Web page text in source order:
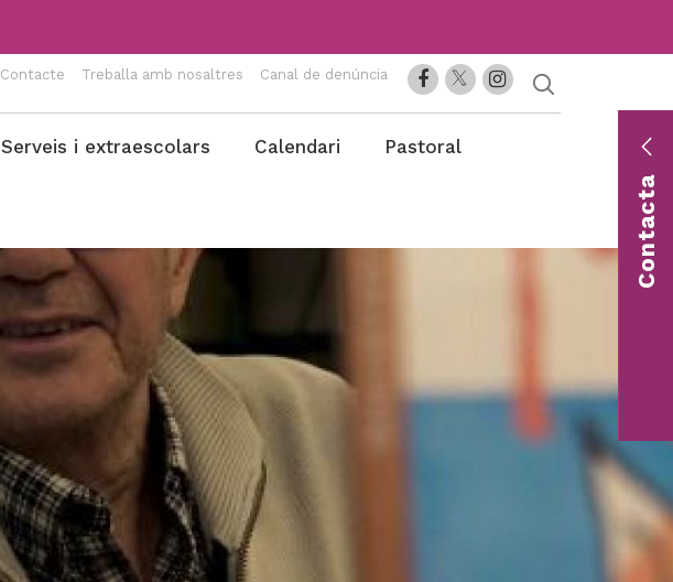
Contacte Treballa amb nosaltres Canal de denúncia
Serveis i extraescolars Calendari Pastoral
Contacta